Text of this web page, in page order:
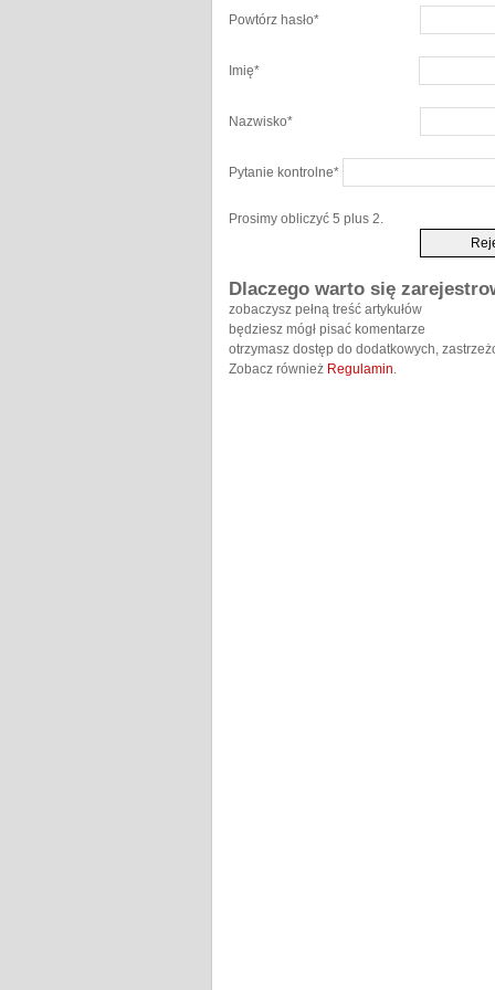
Powtórz hasło*
Imię*
Nazwisko*
Pytanie kontrolne*
Prosimy obliczyć 5 plus 2.
Dlaczego warto się
zobaczysz pełną treść artykułów
będziesz mógł pisać komentarze
otrzymasz dostęp do dodatkowych,
Zobacz również Regulamin.